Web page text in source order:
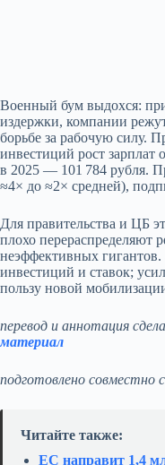
Военный бум выдохся:
издержки, компании
борьбе за рабочую силу.
инвестиций рост зарплат
в 2025 — 101 784 рубля.
≈4× до ≈2× средней),
Для правительства и ЦБ
плохо перераспределяют
неэффективных
инвестиций и ставок;
пользу новой
перевод и аннотация
материал
подготовлено совместно с
Читайте также:
ЕС направит 1,4